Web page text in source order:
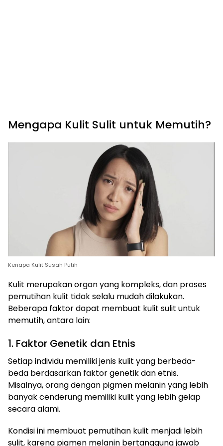
Mengapa Kulit Sulit untuk Memutih?
Kenapa Kulit Susah Putih
Kulit merupakan organ yang kompleks, dan proses
pemutihan kulit tidak selalu mudah dilakukan.
Beberapa faktor dapat membuat kulit sulit untuk
memutih, antara lain:
1. Faktor Genetik dan Etnis
Setiap individu memiliki jenis kulit yang berbeda-
beda berdasarkan faktor genetik dan etnis.
Misalnya, orang dengan pigmen melanin yang lebih
banyak cenderung memiliki kulit yang lebih gelap
secara alami.
Kondisi ini membuat pemutihan kulit menjadi lebih
sulit, karena pigmen melanin bertanggung jawab